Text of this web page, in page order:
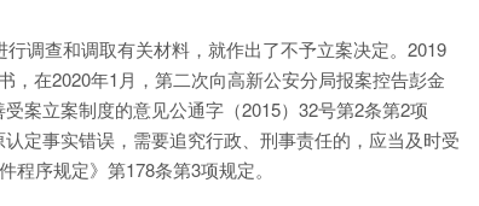
调查和调取有关材料，就作出了不予立案决定。2019
在2020年1月，第二次向高新公安分局报案控告彭金
案立案制度的意见公通字（2015）32号第2条第2项
定事实错误，需要追究行政、刑事责任的，应当及时受
序规定》第178条第3项规定。